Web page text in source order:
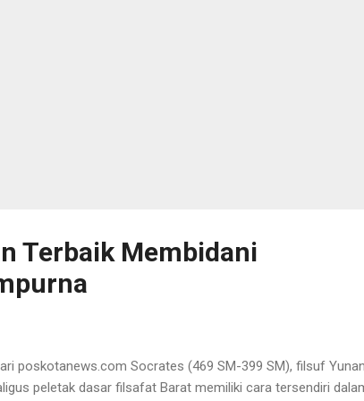
Terbaik Membidani
poskotanews.com Socrates (469 SM-399 SM), filsuf
peletak dasar filsafat Barat memiliki cara tersendiri